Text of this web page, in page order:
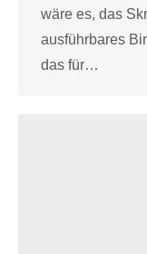
wäre es, das
ausführbares
das für…